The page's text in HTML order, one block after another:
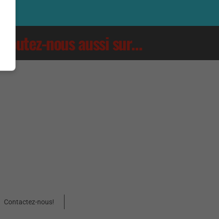
Écoutez-nous aussi sur…
Contactez-nous!